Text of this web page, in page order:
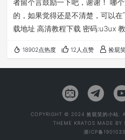
者留个言鼓励一下吧，谢谢！ 哪
的，如果觉得还是不清楚，可以
载地址 高清教程下载 密码:u3ux
册序列号】 PluralEyes 4
——————————————
——————————————
18902点热度 12人点赞 捡屁
COPYRIGHT © 2024 捡屁笑的小站.
THEME KRATOS MADE BY
浙ICP备